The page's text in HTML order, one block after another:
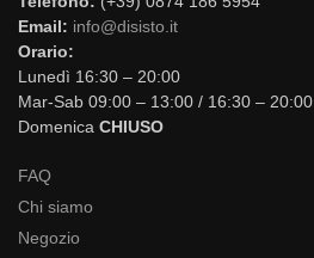
Email: info@disisto.it
Orario:
Lunedì 16:30 – 20:00
Mar-Sab 09:00 – 13:00 / 16:30 – 20:00
Domenica CHIUSO
FAQ
Chi siamo
Negozio